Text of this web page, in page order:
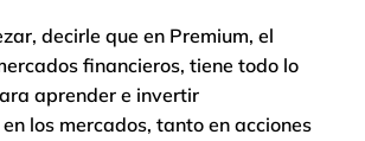
decirle que en Premium, el
financieros, tiene todo lo
aprender e invertir
los mercados, tanto en acciones